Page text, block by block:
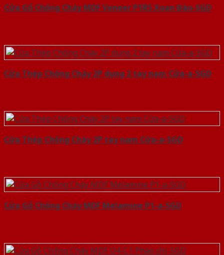
Cửa Gỗ Chống Cháy MDF Veneer P1R5 Xoan Đào-SGD
Cửa Thép Chống Cháy 2P dung 2 tay nam Cửa-a-SGD
Cửa Thép Chống Cháy 2P tay nam Cửa-a-SGD
Cửa Gỗ Chống Cháy MDF Melamine P1-a-SGD